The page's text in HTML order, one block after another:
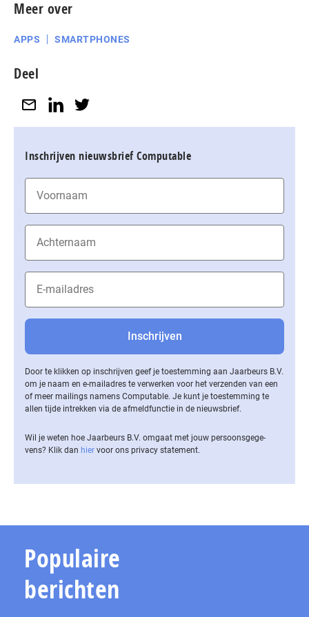
Meer over
APPS SMARTPHONES
Deel
Inschrijven nieuwsbrief Computable
Door te klikken op inschrijven geef je toestemming aan Jaarbeurs B.V.
om je naam en e-mailadres te verwerken voor het verzenden van een
of meer mailings namens Computable. Je kunt je toestemming te
allen tijde intrekken via de af­meld­func­tie in de nieuwsbrief.
Wil je weten hoe Jaarbeurs B.V. omgaat met jouw per­soons­ge­ge­
vens? Klik dan hier voor ons privacy statement.
Populaire
berichten